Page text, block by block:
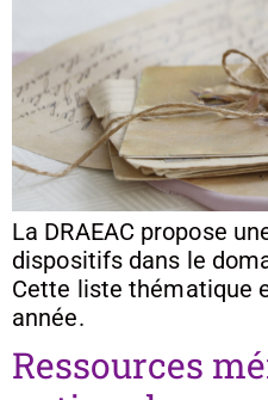
La DRAEAC propose
dispositifs dans le
Cette liste thématique
année.
Ressources